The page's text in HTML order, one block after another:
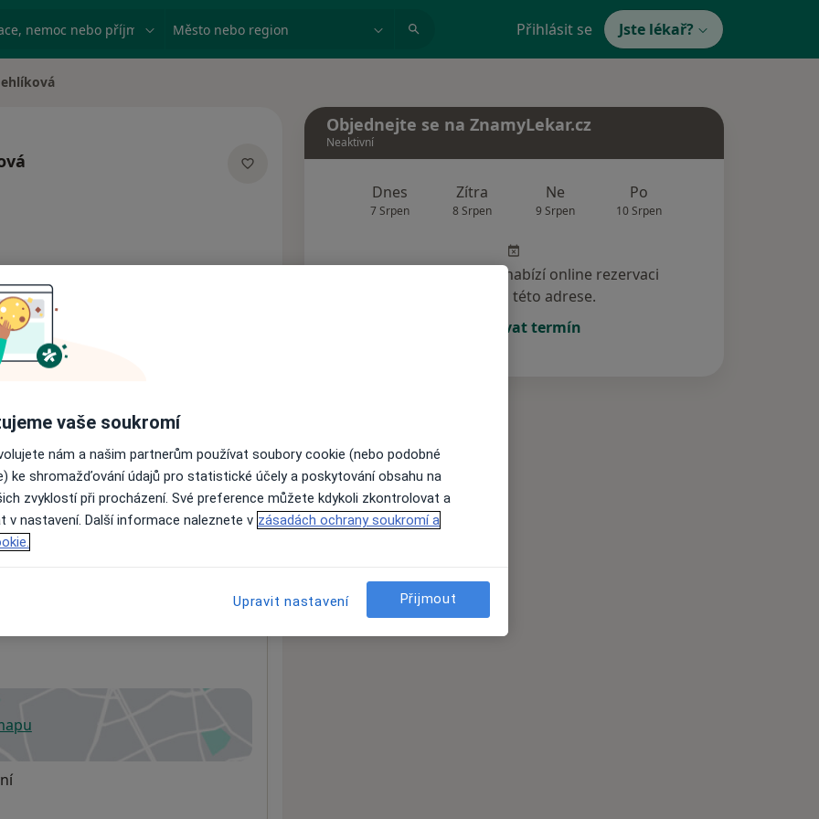
nemoc nebo příjmení Město nebo region Přihlásit se Jste lékař?
nejsou k dispozici
informace o svých službách.
v nové záložce
Objednejte se na ZnamyLekar.cz
Neaktivní
Dnes
7 Srpen
Zítra
8 Srpen
Ne
9 Srpen
Po
10 Srpen
Tento specialista nenabízí online rezervaci
termínu na této adrese.
Rezervovat termín
vaše soukromí
nám a našim partnerům používat soubory cookie (nebo podobné
ke shromažďování údajů pro statistické účely a poskytování obsahu na
zvyklostí při procházení. Své preference můžete kdykoli zkontrolovat a
v nastavení. Další informace naleznete v zásadách ochrany soukromí a
Upravit nastavení Přijmout